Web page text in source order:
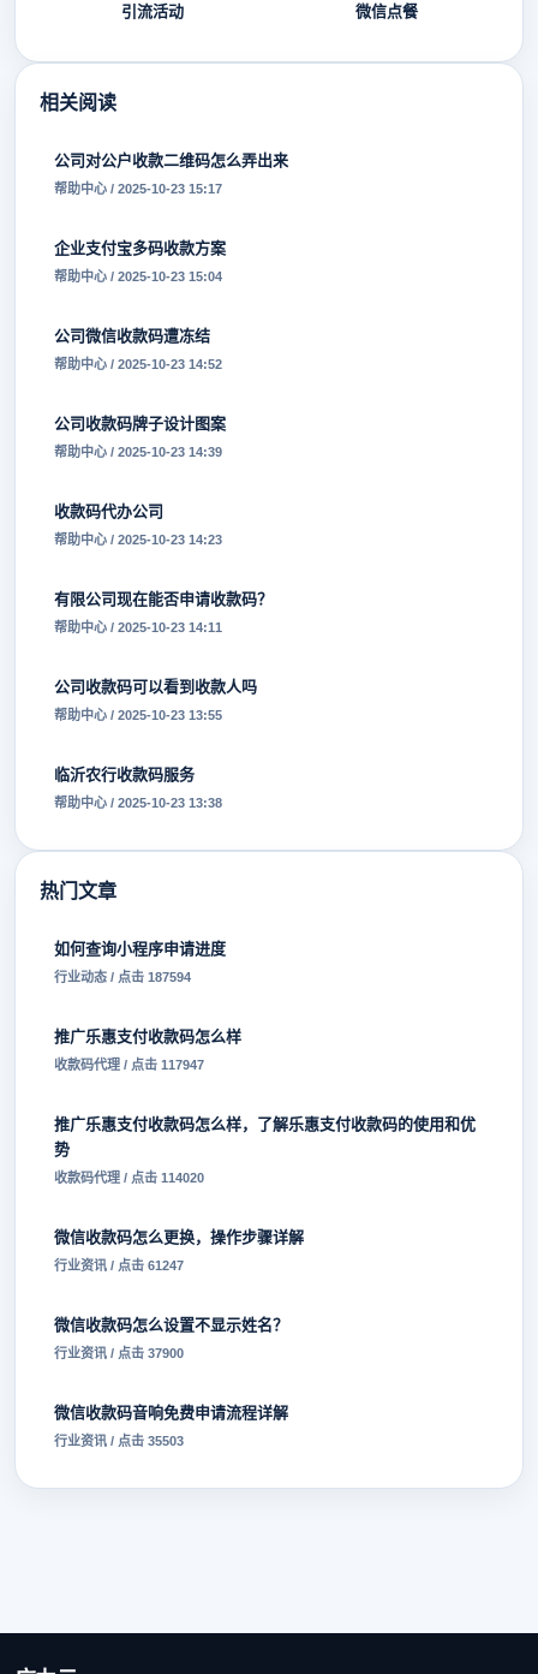
引流活动 微信点餐
相关阅读
公司对公户收款二维码怎么弄出来
帮助中心 / 2025-10-23 15:17
企业支付宝多码收款方案
帮助中心 / 2025-10-23 15:04
公司微信收款码遭冻结
帮助中心 / 2025-10-23 14:52
公司收款码牌子设计图案
帮助中心 / 2025-10-23 14:39
收款码代办公司
帮助中心 / 2025-10-23 14:23
有限公司现在能否申请收款码？
帮助中心 / 2025-10-23 14:11
公司收款码可以看到收款人吗
帮助中心 / 2025-10-23 13:55
临沂农行收款码服务
帮助中心 / 2025-10-23 13:38
热门文章
如何查询小程序申请进度
行业动态 / 点击 187594
推广乐惠支付收款码怎么样
收款码代理 / 点击 117947
推广乐惠支付收款码怎么样，了解乐惠支付收款码的使用和优
势
收款码代理 / 点击 114020
微信收款码怎么更换，操作步骤详解
行业资讯 / 点击 61247
微信收款码怎么设置不显示姓名？
行业资讯 / 点击 37900
微信收款码音响免费申请流程详解
行业资讯 / 点击 35503